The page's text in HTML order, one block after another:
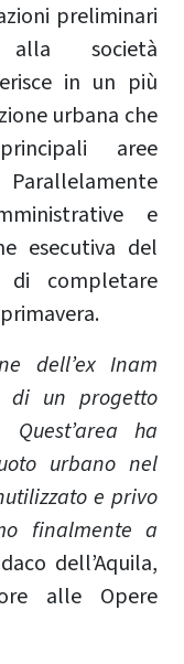
preliminari
società
in un più
urbana che
aree
e
esecutiva del
di completare
dell’ex Inam
di un progetto
ha
urbano nel
e privo
finalmente a
dell’Aquila,
alle Opere